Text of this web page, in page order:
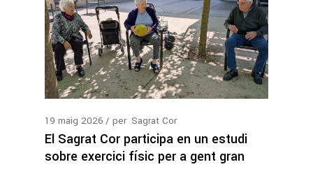
19 maig 2026 per Sagrat Cor
El Sagrat Cor participa en un estudi
sobre exercici físic per a gent gran